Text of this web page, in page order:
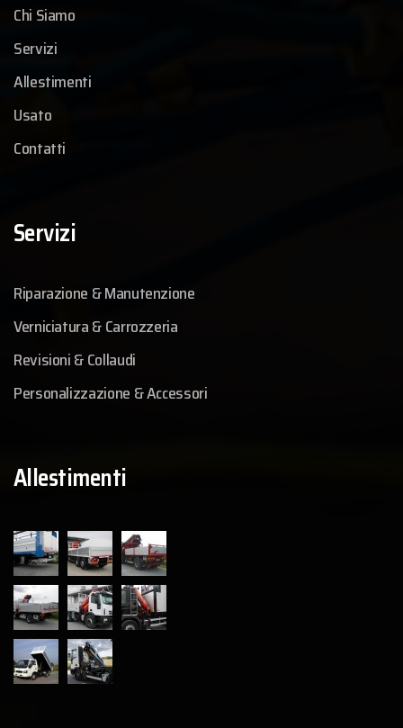
Chi Siamo
Servizi
Allestimenti
Usato
Contatti
Servizi
Riparazione & Manutenzione
Verniciatura & Carrozzeria
Revisioni & Collaudi
Personalizzazione & Accessori
Allestimenti